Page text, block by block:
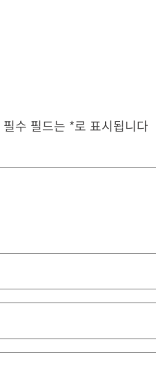
필수 필드는 *로 표시됩니다